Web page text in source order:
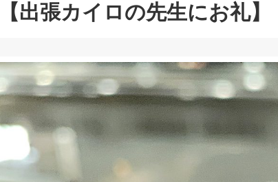
【出張カイロの先生にお礼】